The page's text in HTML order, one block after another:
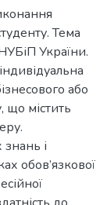
Тема
України.
або
що містить
і
обов’язкової